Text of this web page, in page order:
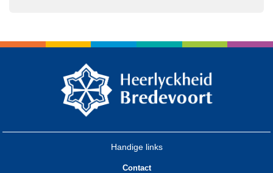
Handige links
Contact